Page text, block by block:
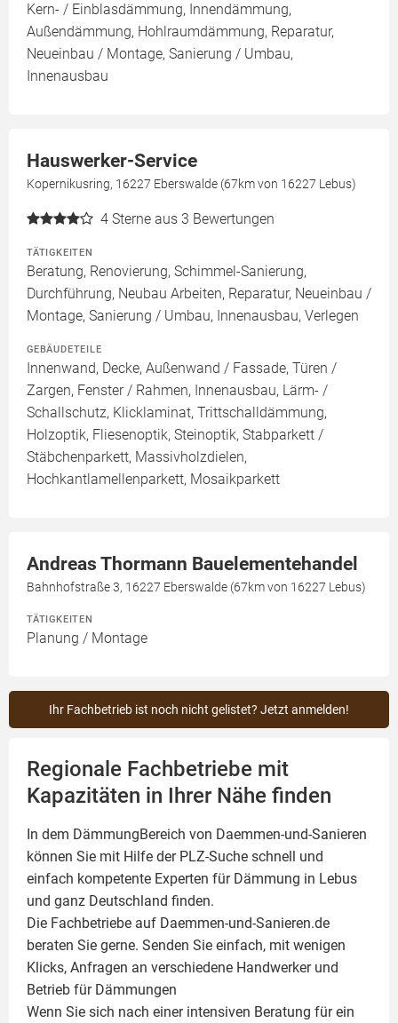
Kern- / Einblasdämmung, Innendämmung,
Außendämmung, Hohlraumdämmung, Reparatur,
Neueinbau / Montage, Sanierung / Umbau,
Innenausbau
Hauswerker-Service
Kopernikusring, 16227 Eberswalde (67km von 16227 Lebus)
4 Sterne aus 3 Bewertungen
TÄTIGKEITEN
Beratung, Renovierung, Schimmel-Sanierung,
Durchführung, Neubau Arbeiten, Reparatur, Neueinbau /
Montage, Sanierung / Umbau, Innenausbau, Verlegen
GEBÄUDETEILE
Innenwand, Decke, Außenwand / Fassade, Türen /
Zargen, Fenster / Rahmen, Innenausbau, Lärm- /
Schallschutz, Klicklaminat, Trittschalldämmung,
Holzoptik, Fliesenoptik, Steinoptik, Stabparkett /
Stäbchenparkett, Massivholzdielen,
Hochkantlamellenparkett, Mosaikparkett
Andreas Thormann Bauelementehandel
Bahnhofstraße 3, 16227 Eberswalde (67km von 16227 Lebus)
TÄTIGKEITEN
Planung / Montage
Ihr Fachbetrieb ist noch nicht gelistet? Jetzt anmelden!
Regionale Fachbetriebe mit
Kapazitäten in Ihrer Nähe finden
In dem DämmungBereich von Daemmen-und-Sanieren
können Sie mit Hilfe der PLZ-Suche schnell und
einfach kompetente Experten für Dämmung in Lebus
und ganz Deutschland finden.
Die Fachbetriebe auf Daemmen-und-Sanieren.de
beraten Sie gerne. Senden Sie einfach, mit wenigen
Klicks, Anfragen an verschiedene Handwerker und
Betrieb für Dämmungen
Wenn Sie sich nach einer intensiven Beratung für ein